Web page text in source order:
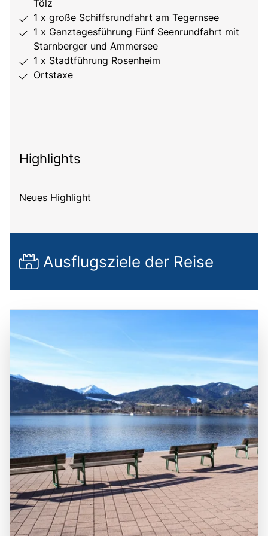
Tölz
1 x große Schiffsrundfahrt am Tegernsee
1 x Ganztagesführung Fünf Seenrundfahrt mit
Starnberger und Ammersee
1 x Stadtführung Rosenheim
Ortstaxe
Highlights
Neues Highlight
Ausflugsziele der Reise